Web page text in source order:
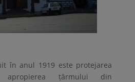
în anul 1919 este protejarea
apropierea ţârmului din